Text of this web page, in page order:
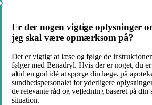
Er der nogen vigtige oplysninger
jeg skal være opmærksom på?
Det er vigtigt at læse og følge de
følger med Benadryl. Hvis der er noget, du
altid en god idé at spørge din læge, på
sundhedspersonalet for yderligere
de relevante råd og vejledning baseret på din
situation.